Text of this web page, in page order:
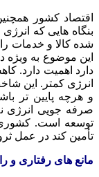
اقتصاد کشور
بنگاه هایی که
شده کالا و خدمات را
این موضوع به ویژه
دارد اهمیت دارد.
انرژی کمتر. این
و هرچه پایین تر
صرفه جویی انرژی
توسعه است. کشوری
تأمین کند در عمل
مانع های رفتاری و